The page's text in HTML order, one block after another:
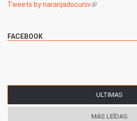
Tweets by naranjadocuniv(link is external)
FACEBOOK
ULTIMAS
MÁS LEÍDAS